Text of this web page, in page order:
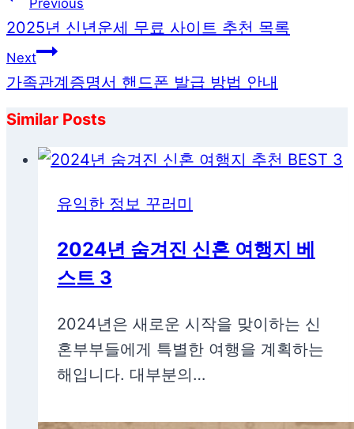
탐
2025년 신년운세 무료 사이트 추천 목록
Next
가족관계증명서 핸드폰 발급 방법 안내
Similar Posts
유익한 정보 꾸러미
2024년 숨겨진 신혼 여행지 베
스트 3
2024년은 새로운 시작을 맞이하는 신
혼부부들에게 특별한 여행을 계획하는
해입니다. 대부분의…